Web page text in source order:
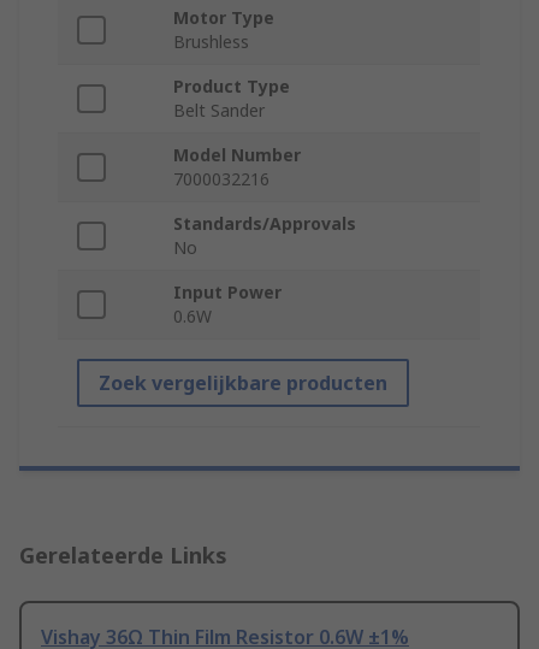
Motor Type
Brushless
Product Type
Belt Sander
Model Number
7000032216
Standards/Approvals
No
Input Power
0.6W
Zoek vergelijkbare producten
Gerelateerde Links
Vishay 36Ω Thin Film Resistor 0.6W ±1%